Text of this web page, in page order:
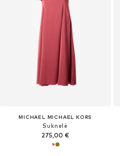
MICHAEL MICHAEL KORS
Suknelė
275,00 €